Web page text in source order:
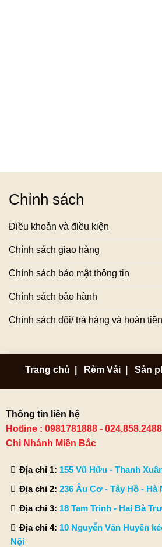
Chính sách
Điều khoản và điều kiện
Chính sách giao hàng
Chính sách bảo mật thông tin
Chính sách bảo hành
Chính sách đổi/ trả hàng và hoàn tiền
Trang chủ Rèm Vải Sản
Thông tin liên hệ
Hotline : 0981781888 -
Chi Nhánh Miền Bắc
Địa chỉ 1: 155 Vũ Hữu - Thanh
Địa chỉ 2: 236 Âu Cơ - Tây Hồ - Hà
Địa chỉ 3: 18 Tam Trinh - Hai Bà
Địa chỉ 4: 10 Nguyễn Văn Huyên
Nội